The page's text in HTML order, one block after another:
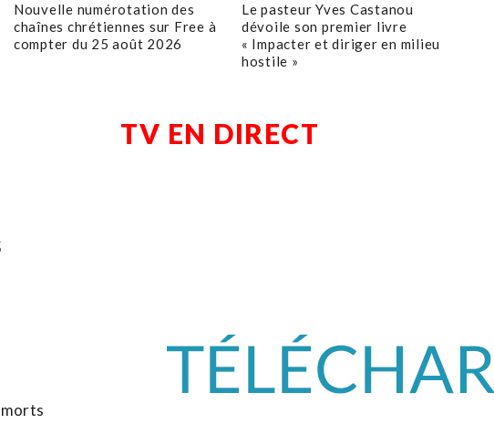
Nouvelle numérotation des
chaînes chrétiennes sur Free à
compter du 25 août 2026
Le pasteur Yves Castanou
dévoile son premier livre
« Impacter et diriger en milieu
hostile »
morts
TV EN DIRECT